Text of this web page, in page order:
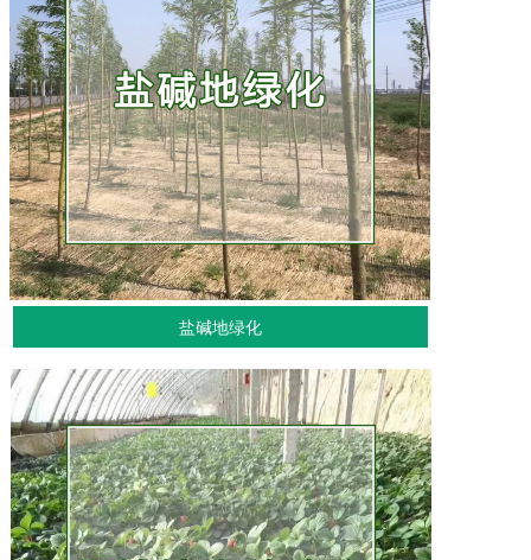
盐碱地绿化